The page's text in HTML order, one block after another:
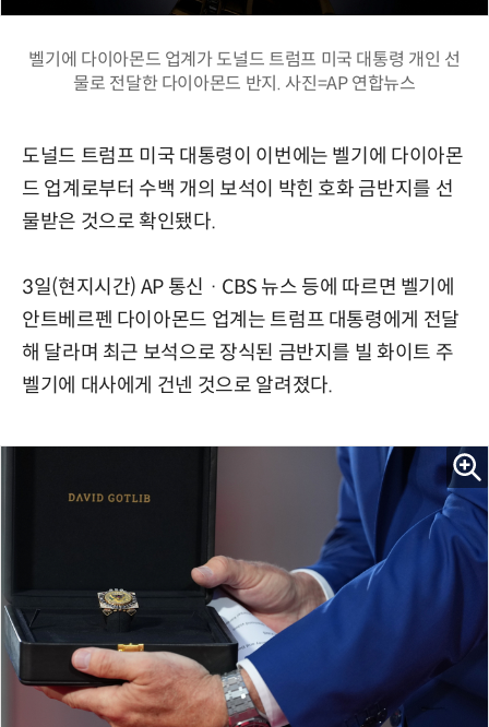
벨기에 다이아몬드 업계가 도널드 트럼프 미국 대통령 개인 선
물로 전달한 다이아몬드 반지. 사진=AP 연합뉴스
도널드 트럼프 미국 대통령이 이번에는 벨기에 다이아몬
드 업계로부터 수백 개의 보석이 박힌 호화 금반지를 선
물받은 것으로 확인됐다.
3일(현지시간) AP 통신 · CBS 뉴스 등에 따르면 벨기에
안트베르펜 다이아몬드 업계는 트럼프 대통령에게 전달
해 달라며 최근 보석으로 장식된 금반지를 빌 화이트 주
벨기에 대사에게 건넨 것으로 알려졌다.